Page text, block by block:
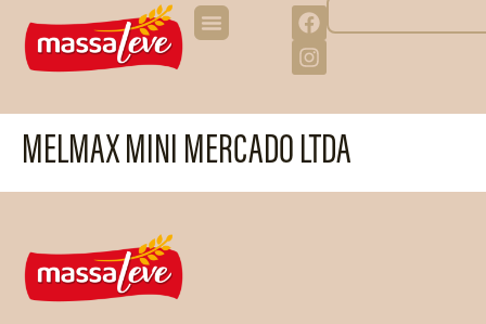
MELMAX MINI MERCADO LTDA